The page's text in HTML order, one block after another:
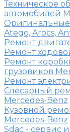
Техническое
автомобилей
Оригинальные
Atego, Arocs,
Ремонт
Ремонт
Ремонт
грузовиков
Ремонт
Слесарный
Mercedes-Benz
Кузовной
Mercedes-Benz
Sdac - сервис